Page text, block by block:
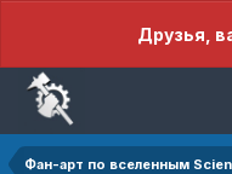
Друзья,
Фан-арт по вселенным